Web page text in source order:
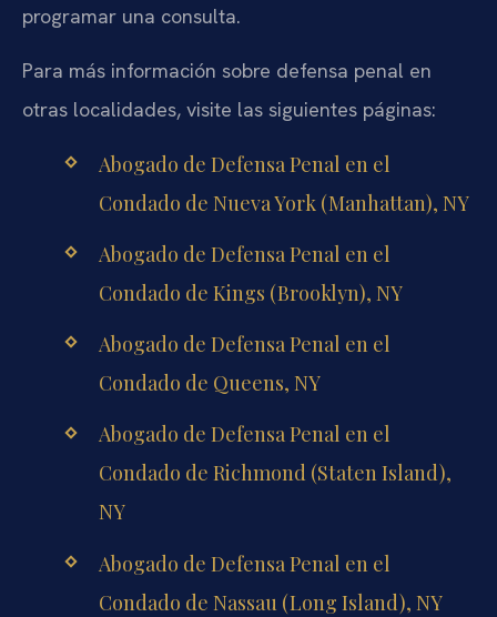
programar una consulta.
Para más información sobre defensa penal en
otras localidades, visite las siguientes páginas:
Abogado de Defensa Penal en el
Condado de Nueva York (Manhattan), NY
Abogado de Defensa Penal en el
Condado de Kings (Brooklyn), NY
Abogado de Defensa Penal en el
Condado de Queens, NY
Abogado de Defensa Penal en el
Condado de Richmond (Staten Island),
NY
Abogado de Defensa Penal en el
Condado de Nassau (Long Island), NY